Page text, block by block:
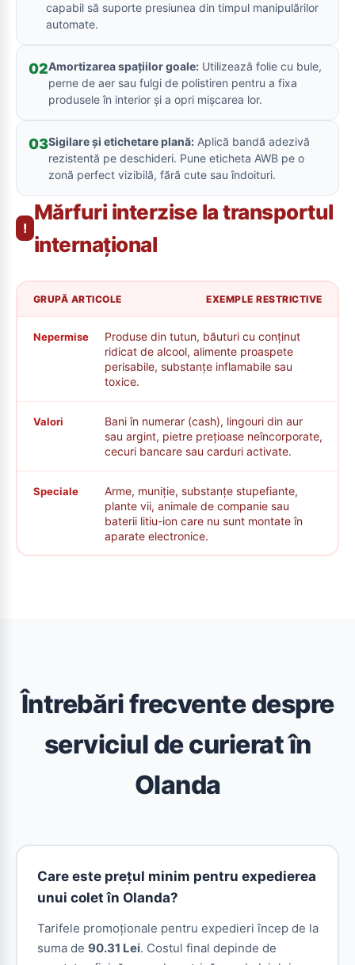
capabil să suporte presiunea din timpul manipulărilor
automate.
02Amortizarea spațiilor goale: Utilizează folie cu bule,
perne de aer sau fulgi de polistiren pentru a fixa
produsele în interior și a opri mișcarea lor.
03Sigilare și etichetare plană: Aplică bandă adezivă
rezistentă pe deschideri. Pune eticheta AWB pe o
zonă perfect vizibilă, fără cute sau îndoituri.
!
Mărfuri interzise la transportul
internațional
GRUPĂ ARTICOLE EXEMPLE RESTRICTIVE
Nepermise
Produse din tutun, băuturi cu conținut
ridicat de alcool, alimente proaspete
perisabile, substanțe inflamabile sau
toxice.
Valori
Bani în numerar (cash), lingouri din aur
sau argint, pietre prețioase neîncorporate,
cecuri bancare sau carduri activate.
Speciale
Arme, muniție, substanțe stupefiante,
plante vii, animale de companie sau
baterii litiu-ion care nu sunt montate în
aparate electronice.
Întrebări frecvente despre
serviciul de curierat în
Olanda
Care este prețul minim pentru expedierea
unui colet în Olanda?
Tarifele promoționale pentru expedieri încep de la
suma de 90.31 Lei. Costul final depinde de